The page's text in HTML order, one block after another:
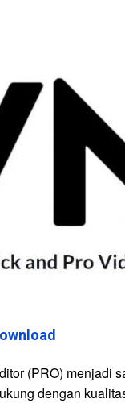
(PRO) menjadi
dengan